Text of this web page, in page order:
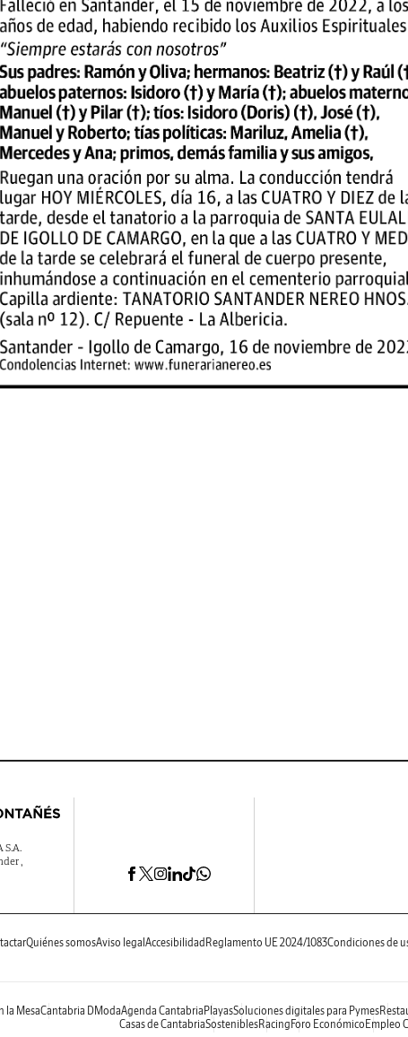
S.A.
,
Quiénes somosAviso legal Accesibilidad Reglamento UE 2024/1083Condiciones de
la MesaCantabria DModaAgenda Cantabria PlayasSoluciones digitales para Pymes
Casas de CantabriaSosteniblesRacing Foro Económico Empleo